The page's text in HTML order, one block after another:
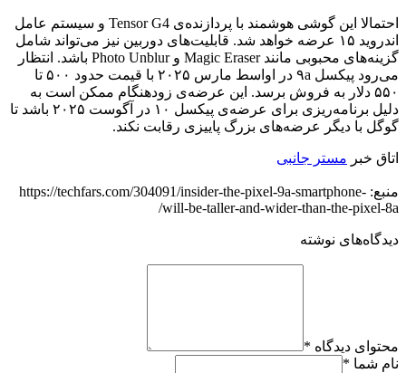
احتمالا این گوشی هوشمند با پردازنده‌ی Tensor G4 و سیستم‌ عامل
اندروید ۱۵ عرضه خواهد شد. قابلیت‌های دوربین نیز می‌تواند شامل
گزینه‌های محبوبی مانند Magic Eraser و Photo Unblur باشد. انتظار
می‌رود پیکسل ۹a در اواسط مارس ۲۰۲۵ با قیمت حدود ۵۰۰ تا
۵۵۰ دلار به فروش برسد. این عرضه‌ی زودهنگام ممکن است به
دلیل برنامه‌ریزی برای عرضه‌ی پیکسل ۱۰ در آگوست ۲۰۲۵ باشد تا
گوگل با دیگر عرضه‌های بزرگ پاییزی رقابت نکند.
اتاق خبر مستر جانبی
منبع: https://techfars.com/304091/insider-the-pixel-9a-smartphone-
will-be-taller-and-wider-than-the-pixel-8a/
دیدگاه‌های نوشته
محتوای دیدگاه *
نام شما *